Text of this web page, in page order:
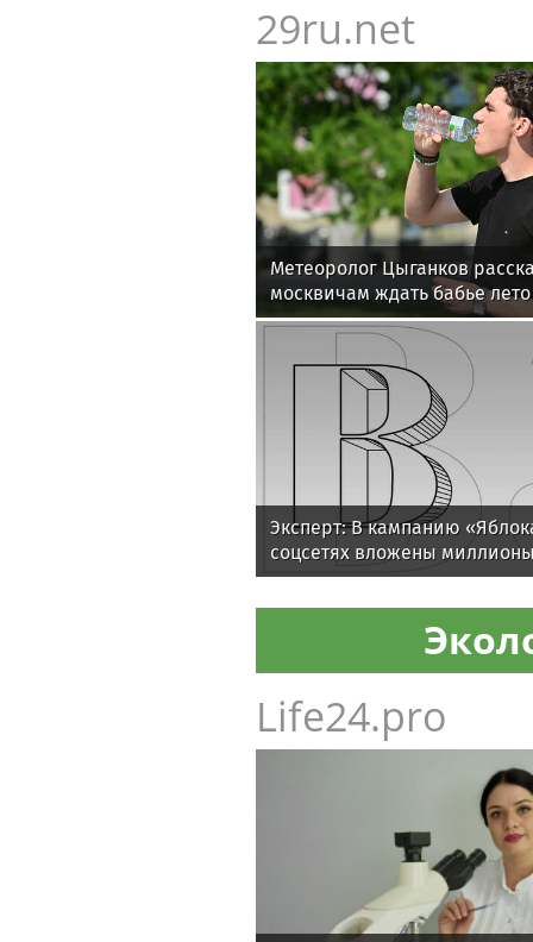
29ru.net
Метеоролог Цыганков
москвичам ждать бабье
Эксперт: В кампанию
соцсетях вложены
Life24.pro